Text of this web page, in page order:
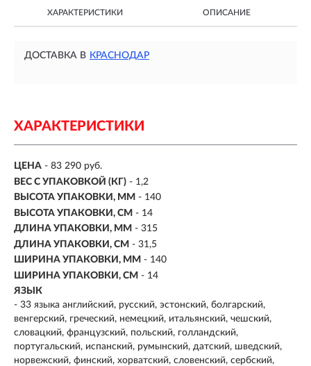
ХАРАКТЕРИСТИКИ ОПИСАНИЕ
ДОСТАВКА В КРАСНОДАР
ХАРАКТЕРИСТИКИ
ЦЕНА - 83 290 руб.
ВЕС С УПАКОВКОЙ (КГ) - 1,2
ВЫСОТА УПАКОВКИ, ММ - 140
ВЫСОТА УПАКОВКИ, СМ - 14
ДЛИНА УПАКОВКИ, ММ - 315
ДЛИНА УПАКОВКИ, СМ - 31,5
ШИРИНА УПАКОВКИ, ММ - 140
ШИРИНА УПАКОВКИ, СМ - 14
ЯЗЫК
- 33 языка английский, русский, эстонский, болгарский,
венгерский, греческий, немецкий, итальянский, чешский,
словацкий, французский, польский, голландский,
португальский, испанский, румынский, датский, шведский,
норвежский, финский, хорватский, словенский, сербский,